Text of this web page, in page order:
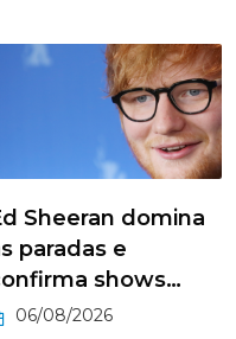
Sheeran domina
paradas e
shows…
06/08/2026